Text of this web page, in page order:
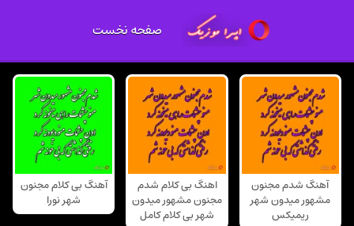
صفحه نخست
آهنگ شدم مجنون
مشهور میدون شهر
ریمیکس
اهنگ بی کلام شدم
مجنون مشهور میدون
شهر بی کلام کامل
آهنگ بی کلام مجنون
شهر نورا